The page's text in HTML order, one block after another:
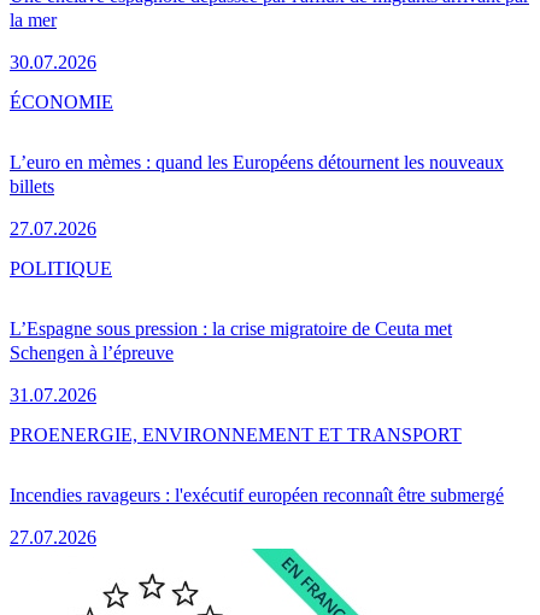
la mer
30.07.2026
L’euro en mèmes : quand les Européens détournent les nouveaux
billets
27.07.2026
ÉCONOMIE
L’Espagne sous pression : la crise migratoire de Ceuta met
Schengen à l’épreuve
31.07.2026
POLITIQUE
Incendies ravageurs : l'exécutif européen reconnaît être submergé
27.07.2026
PROENERGIE, ENVIRONNEMENT ET TRANSPORT